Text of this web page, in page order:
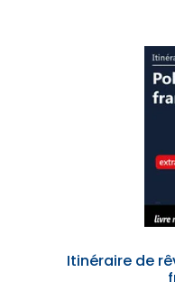
Itinéraire de